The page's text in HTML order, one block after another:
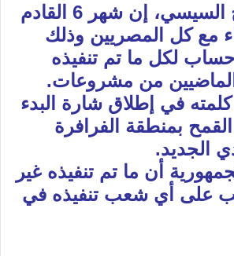
قال عبد الفتاح السيسي، إن شهر 6 القادم
مع كل المصريين وذلك
لكل ما تم تنفيذه
الماضيين من مشروعات.
في إطلاق شارة البدء
بمنطقة الفرافرة
الجديد.
أن ما تم تنفيذه غير
على أي شعب تنفيذه في